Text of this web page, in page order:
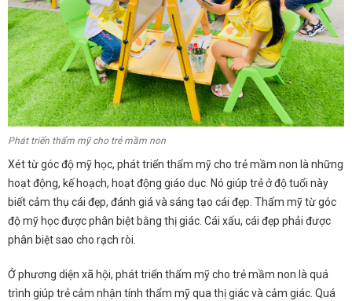
Phát triển thẩm mỹ cho trẻ mầm non
Xét từ góc độ mỹ học, phát triển thẩm mỹ cho trẻ mầm non là những
hoạt động, kế hoạch, hoạt động giáo dục. Nó giúp trẻ ở độ tuổi này
biết cảm thụ cái đẹp, đánh giá và sáng tạo cái đẹp. Thẩm mỹ từ góc
độ mỹ học được phân biệt bằng thị giác. Cái xấu, cái đẹp phải được
phân biệt sao cho rạch ròi.
Ở phương diện xã hội, phát triển thẩm mỹ cho trẻ mầm non là quá
trình giúp trẻ cảm nhận tính thẩm mỹ qua thị giác và cảm giác. Quá